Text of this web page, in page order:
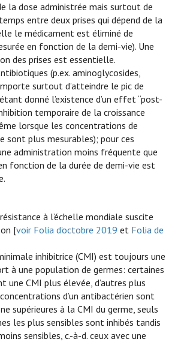
la dose administrée mais surtout de
entre deux prises qui dépend de la
le médicament est éliminé de
en fonction de la demi-vie). Une
des prises est essentielle.
(p.ex. aminoglycosides,
surtout d’atteindre le pic de
donné l’existence d’un effet “post-
temporaire de la croissance
lorsque les concentrations de
sont plus mesurables); pour ces
administration moins fréquente que
fonction de la durée de demi-vie est
à l’échelle mondiale suscite
[voir Folia d'octobre 2019 et Folia de
inhibitrice (CMI) est toujours une
à une population de germes: certaines
une CMI plus élevée, d’autres plus
d’un antibactérien sont
supérieures à la CMI du germe, seuls
les plus sensibles sont inhibés tandis
sensibles, c.-à-d. ceux avec une